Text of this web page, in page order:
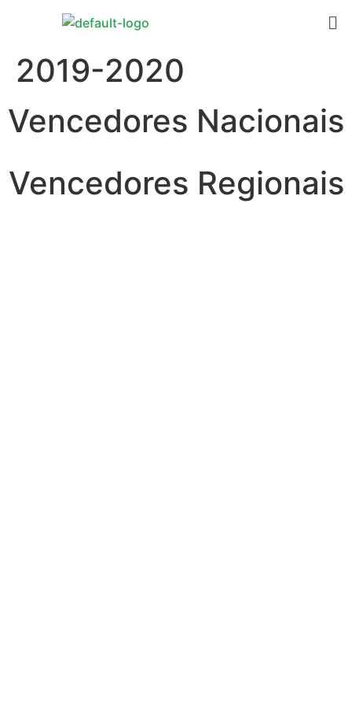
2019-2020
Vencedores Nacionais
Vencedores Regionais